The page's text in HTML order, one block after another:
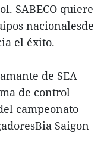
SABECO quiere
nacionalesde
el éxito.
de SEA
de control
campeonato
Saigon